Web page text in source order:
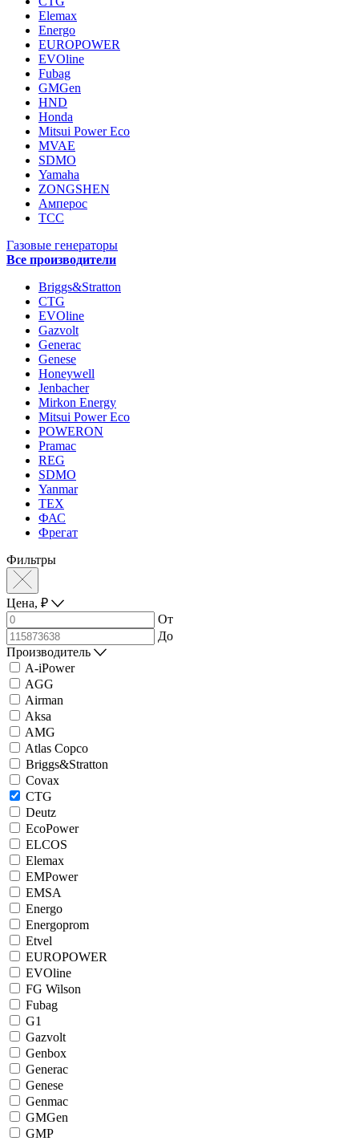
Elemax
Energo
EUROPOWER
EVOline
Fubag
GMGen
HND
Honda
Mitsui Power Eco
MVAE
SDMO
Yamaha
ZONGSHEN
Амперос
ТСС
Газовые генераторы
Все производители
Briggs&Stratton
CTG
EVOline
Gazvolt
Generac
Genese
Honeywell
Jenbacher
Mirkon Energy
Mitsui Power Eco
POWERON
Pramac
REG
SDMO
Yanmar
ТЕХ
ФАС
Фрегат
Фильтры
Цена, ₽
От
До
Производитель
A-iPower
AGG
Airman
Aksa
AMG
Atlas Copco
Briggs&Stratton
Covax
CTG
Deutz
EcoPower
ELCOS
Elemax
EMPower
EMSA
Energo
Energoprom
Etvel
EUROPOWER
EVOline
FG Wilson
Fubag
G1
Gazvolt
Genbox
Generac
Genese
Genmac
GMGen
GMP